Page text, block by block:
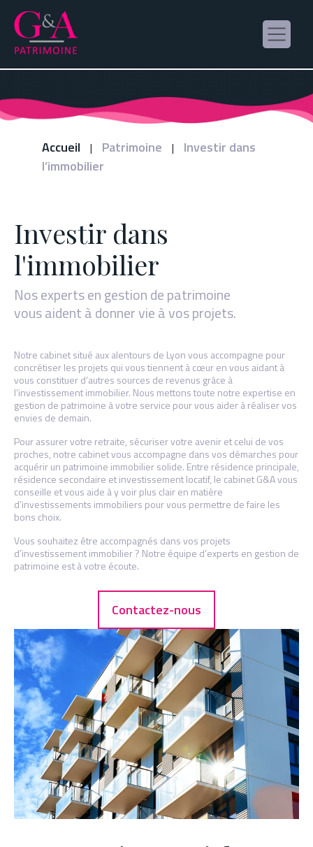
Accueil | Patrimoine |
Investir dans
l’immobilier
Investir dans
l'immobilier
Nos experts en gestion de patrimoine
vous aident à donner vie à vos projets.
Notre cabinet situé aux alentours de Lyon vous accompagne pour
concrétiser les projets qui vous tiennent à cœur en vous aidant à
vous constituer d’autres sources de revenus grâce à
l’investissement immobilier. Nous mettons toute notre expertise en
gestion de patrimoine à votre service pour vous aider à réaliser vos
envies de demain.
Pour assurer votre retraite, sécuriser votre avenir et celui de vos
proches, notre cabinet vous accompagne dans vos démarches pour
acquérir un patrimoine immobilier solide. Entre résidence principale,
résidence secondaire et investissement locatif, le cabinet G&A vous
conseille et vous aide à y voir plus clair en matière
d’investissements immobiliers pour vous permettre de faire les
bons choix.
Vous souhaitez être accompagnés dans vos projets
d’investissement immobilier ? Notre équipe d’experts en gestion de
patrimoine est à votre écoute.
Contactez-nous
Panneau de gestion des cookies